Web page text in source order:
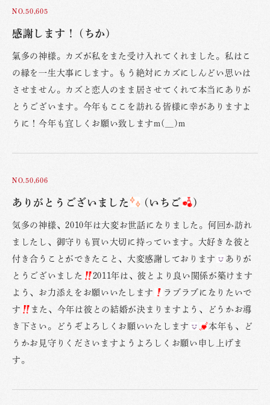
NO.50,605
感謝します！ (ちか)
氣多の神様。カズが私をまた受け入れてくれました。私はこ
の縁を一生大事にします。もう絶対にカズにしんどい思いは
させません。カズと恋人のまま居させてくれて本当にありが
とうございます。今年もここを訪れる皆様に幸がありますよ
うに！今年も宜しくお願い致しますm(__)m
NO.50,606
ありがとうございました (いちご )
気多の神様、2010年は大変お世話になりました。何回か訪れ
ましたし、御守りも買い大切に持っています。大好きな彼と
付き合うことができたこと、大変感謝しております
ありが
とうございました
2011年は、彼とより良い関係が築けます
よう、お力添えをお願いいたします
ラブラブになりたいで
す
また、今年は彼との結婚が決まりますよう、どうかお導
き下さい。どうぞよろしくお願いいたします
本年も、ど
うかお見守りくださいますようよろしくお願い申し上げま
す。